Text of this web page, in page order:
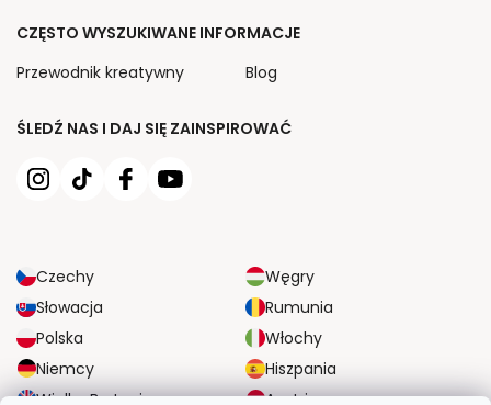
ŚLEDŹ NAS I DAJ SIĘ ZAINSPIROWAĆ
Czechy
Węgry
Słowacja
Rumunia
Polska
Włochy
Niemcy
Hiszpania
Wielka Brytania
Austria
CZĘSTO WYSZUKIWANE INFORMACJE
Przewodnik kreatywny
Blog